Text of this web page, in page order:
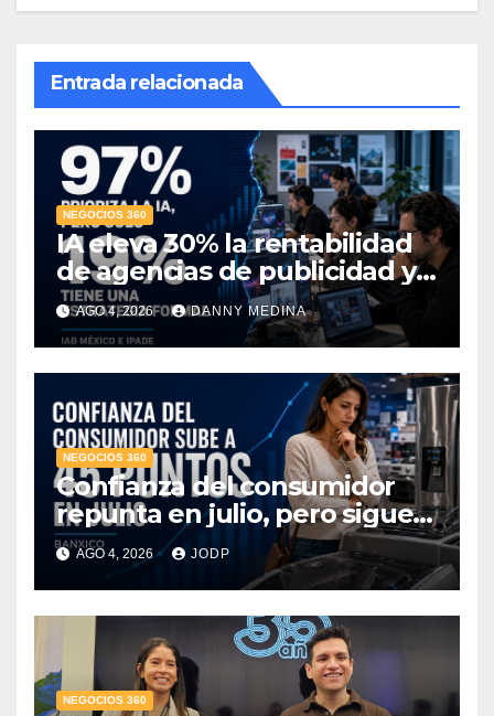
Entrada relacionada
NEGOCIOS 360
IA eleva 30% la rentabilidad
de agencias de publicidad y
pone en jaque el cobro por
hora: IAB México e IPADE
AGO 4, 2026 DANNY MEDINA
NEGOCIOS 360
Confianza del consumidor
repunta en julio, pero sigue
por debajo de 2025: Banxico
AGO 4, 2026 JODP
NEGOCIOS 360